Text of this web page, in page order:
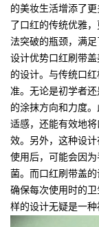
的美妆生活增添了
了口红的传统优雅
法突破的瓶颈，满
设计优势口红刷带
的设计。与传统口
准。无论是初学者
的涂抹方向和力度
适感，还能有效地
效。另外，这种设
使用后，可能会因
菌。而口红刷带盖
确保每次使用时的
样的设计无疑是一种